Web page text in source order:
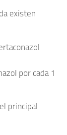
existen
por cada 1
principal